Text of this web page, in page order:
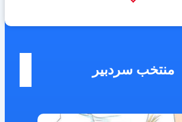
منتخب سردبیر